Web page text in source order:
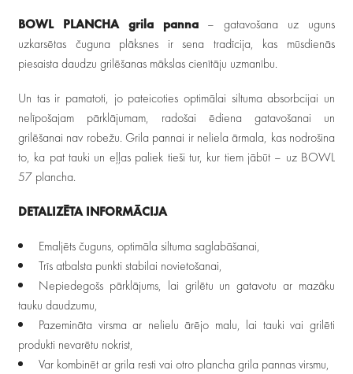
BOWL PLANCHA grila panna– gatavošana uz uguns
uzkarsētas čuguna plāksnes ir sena tradīcija, kas mūsdienās
piesaista daudzu grilēšanas mākslas cienītāju uzmanību.
Un tas ir pamatoti, jo pateicoties optimālai siltuma absorbcijai un
nelīpošajam pārklājumam, radošai ēdiena gatavošanai un
grilēšanai nav robežu. Grila pannai ir neliela ārmala, kas nodrošina
to, ka pat tauki un eļļas paliek tieši tur, kur tiem jābūt – uz BOWL
57 plancha.
DETALIZĒTA INFORMĀCIJA
Emaljēts čuguns, optimāla siltuma saglabāšanai,
Trīs atbalsta punkti stabilai novietošanai,
Nepiedegošs pārklājums, lai grilētu un gatavotu ar mazāku
tauku daudzumu,
Pazemināta virsma ar nelielu ārējo malu, lai tauki vai grilēti
produkti nevarētu nokrist,
Var kombinēt ar grila resti vai otro plancha grila pannas virsmu,